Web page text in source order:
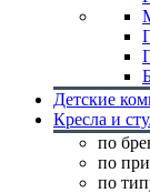
Детские
Кресла и
по
по
по